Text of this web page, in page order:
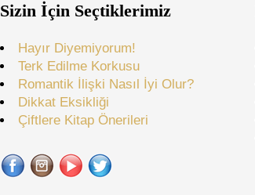
Sizin İçin Seçtiklerimiz
Hayır Diyemiyorum!
Terk Edilme Korkusu
Romantik İlişki Nasıl İyi Olur?
Dikkat Eksikliği
Çiftlere Kitap Önerileri